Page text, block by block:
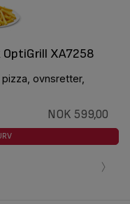
XA7258
ovnsretter,
NOK 599,00
›